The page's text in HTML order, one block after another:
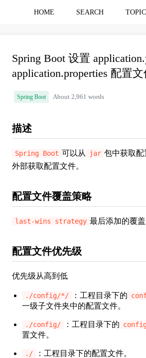
HOME SEARCH
Spring Boot 设置
application.properties 配置
Spring Boot About 2,961 words
描述
Spring Boot 可以从 jar 包中获取配
外部获取配置文件。
配置文件覆盖策略
last-wins strategy 最后添加的覆
配置文件优先级
优先级从高到低
./config/*/ ：工程目录下的
一级子文件夹中的配置文件。
./config/ ：工程目录下的
置文件。
./ ：工程目录下的配置文件。